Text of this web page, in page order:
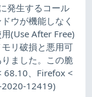
発生するコール
ウが機能しなく
(Use After Free)
リ破損と悪用可
ました。この脆
68.10、Firefox <
2020-12419)